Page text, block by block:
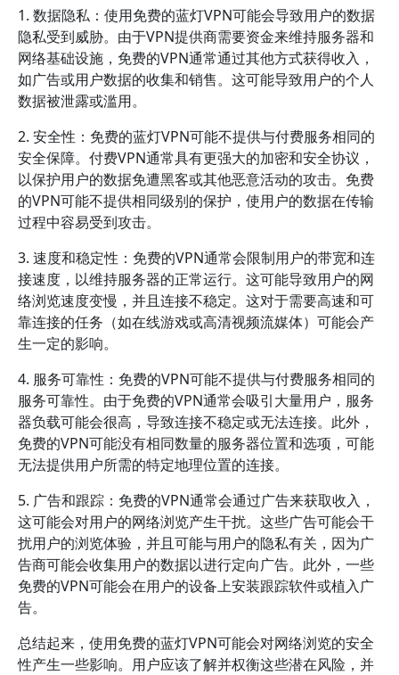
1. 数据隐私：使用免费的蓝灯VPN可能会导致用户的数据
隐私受到威胁。由于VPN提供商需要资金来维持服务器和
网络基础设施，免费的VPN通常通过其他方式获得收入，
如广告或用户数据的收集和销售。这可能导致用户的个人
数据被泄露或滥用。
2. 安全性：免费的蓝灯VPN可能不提供与付费服务相同的
安全保障。付费VPN通常具有更强大的加密和安全协议，
以保护用户的数据免遭黑客或其他恶意活动的攻击。免费
的VPN可能不提供相同级别的保护，使用户的数据在传输
过程中容易受到攻击。
3. 速度和稳定性：免费的VPN通常会限制用户的带宽和连
接速度，以维持服务器的正常运行。这可能导致用户的网
络浏览速度变慢，并且连接不稳定。这对于需要高速和可
靠连接的任务（如在线游戏或高清视频流媒体）可能会产
生一定的影响。
4. 服务可靠性：免费的VPN可能不提供与付费服务相同的
服务可靠性。由于免费的VPN通常会吸引大量用户，服务
器负载可能会很高，导致连接不稳定或无法连接。此外，
免费的VPN可能没有相同数量的服务器位置和选项，可能
无法提供用户所需的特定地理位置的连接。
5. 广告和跟踪：免费的VPN通常会通过广告来获取收入，
这可能会对用户的网络浏览产生干扰。这些广告可能会干
扰用户的浏览体验，并且可能与用户的隐私有关，因为广
告商可能会收集用户的数据以进行定向广告。此外，一些
免费的VPN可能会在用户的设备上安装跟踪软件或植入广
告。
总结起来，使用免费的蓝灯VPN可能会对网络浏览的安全
性产生一些影响。用户应该了解并权衡这些潜在风险，并